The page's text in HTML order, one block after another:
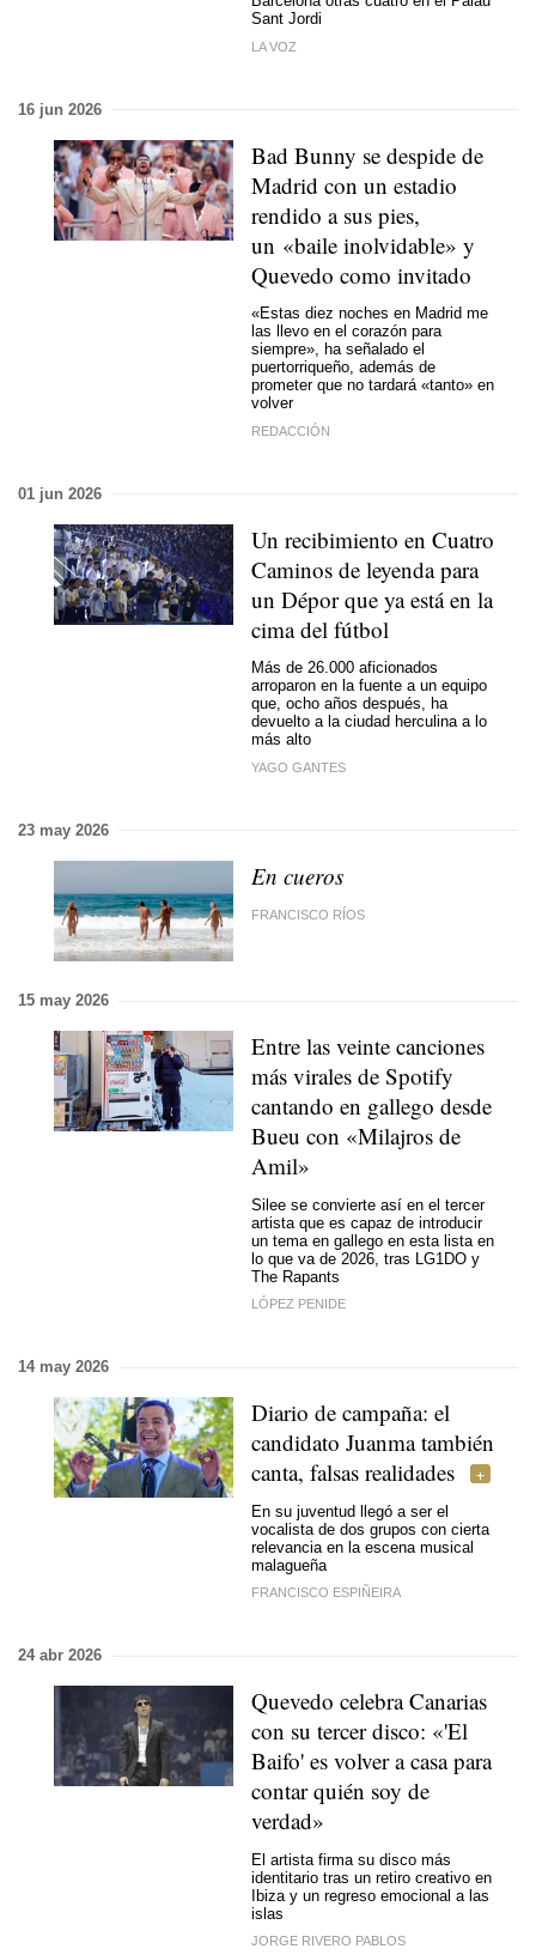
Sant Jordi
LA VOZ
16 jun 2026
Bad Bunny se despide de
Madrid con un estadio
rendido a sus pies,
un «baile inolvidable» y
Quevedo como invitado
«Estas diez noches en Madrid me
las llevo en el corazón para
siempre», ha señalado el
puertorriqueño, además de
prometer que no tardará «tanto» en
volver
REDACCIÓN
01 jun 2026
Un recibimiento en Cuatro
Caminos de leyenda para
un Dépor que ya está en la
cima del fútbol
Más de 26.000 aficionados
arroparon en la fuente a un equipo
que, ocho años después, ha
devuelto a la ciudad herculina a lo
más alto
YAGO GANTES
23 may 2026
En cueros
FRANCISCO RÍOS
15 may 2026
Entre las veinte canciones
más virales de Spotify
cantando en gallego desde
Bueu con «Milajros de
Amil»
Silee se convierte así en el tercer
artista que es capaz de introducir
un tema en gallego en esta lista en
lo que va de 2026, tras LG1DO y
The Rapants
LÓPEZ PENIDE
14 may 2026
Diario de campaña: el
candidato Juanma también
canta, falsas realidades
En su juventud llegó a ser el
vocalista de dos grupos con cierta
relevancia en la escena musical
malagueña
FRANCISCO ESPIÑEIRA
24 abr 2026
Quevedo celebra Canarias
con su tercer disco: «'El
Baifo' es volver a casa para
contar quién soy de
verdad»
El artista firma su disco más
identitario tras un retiro creativo en
Ibiza y un regreso emocional a las
islas
JORGE RIVERO PABLOS